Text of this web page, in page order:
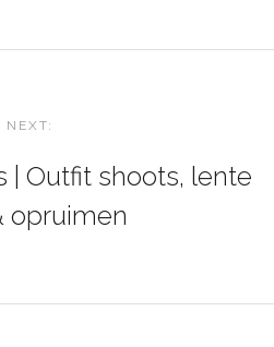
NEXT:
| Outfit shoots, lente
opruimen